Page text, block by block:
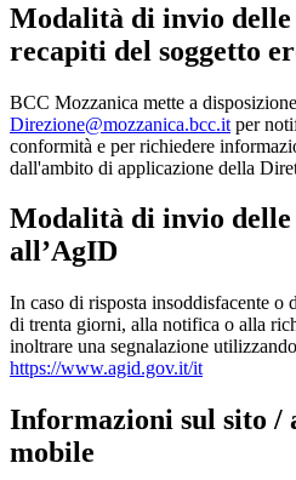
Modalità di invio delle
recapiti del soggetto
BCC Mozzanica mette a
Direzione@mozzanica.bcc.it per
conformità e per richiedere
dall'ambito di applicazione della
Modalità di invio delle
all’AgID
In caso di risposta insoddisfacente o
di trenta giorni, alla notifica o alla
inoltrare una segnalazione
https://www.agid.gov.it/it
Informazioni sul sito /
mobile